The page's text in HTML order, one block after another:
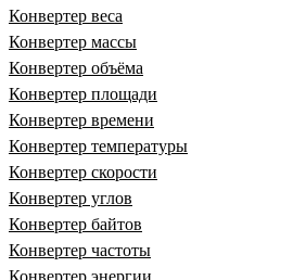
Конвертер веса
Конвертер массы
Конвертер объёма
Конвертер площади
Конвертер времени
Конвертер температуры
Конвертер скорости
Конвертер углов
Конвертер байтов
Конвертер частоты
Конвертер энергии